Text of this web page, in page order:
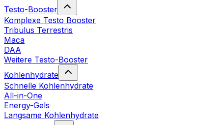
Testo-Booster
Komplexe Testo Booster
Tribulus Terrestris
Maca
DAA
Weitere Testo-Booster
Kohlenhydrate
Schnelle Kohlenhydrate
All-in-One
Energy-Gels
Langsame Kohlenhydrate